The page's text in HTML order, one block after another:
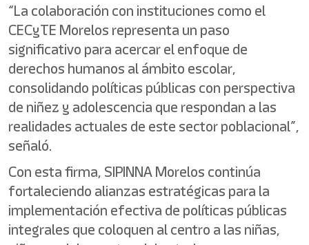
“La colaboración con instituciones como el
CECyTE Morelos representa un paso
significativo para acercar el enfoque de
derechos humanos al ámbito escolar,
consolidando políticas públicas con perspectiva
de niñez y adolescencia que respondan a las
realidades actuales de este sector poblacional”,
señaló.
Con esta firma, SIPINNA Morelos continúa
fortaleciendo alianzas estratégicas para la
implementación efectiva de políticas públicas
integrales que coloquen al centro a las niñas,